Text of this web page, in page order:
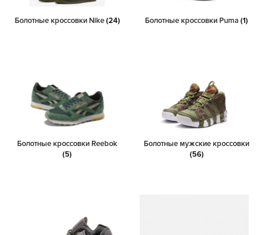
Болотные кроссовки Nike(24) Болотные кроссовки Puma(1)
Болотные кроссовки Reebok
(5)
Болотные мужские кроссовки
(56)